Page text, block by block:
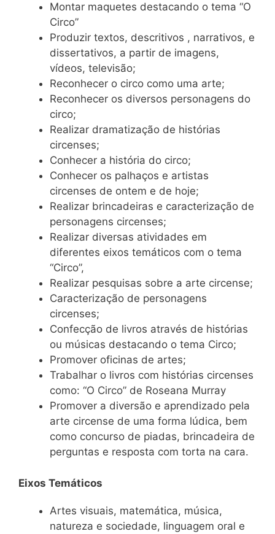
Montar maquetes destacando o tema “O
Circo”
Produzir textos, descritivos , narrativos, e
dissertativos, a partir de imagens,
vídeos, televisão;
Reconhecer o circo como uma arte;
Reconhecer os diversos personagens do
circo;
Realizar dramatização de histórias
circenses;
Conhecer a história do circo;
Conhecer os palhaços e artistas
circenses de ontem e de hoje;
Realizar brincadeiras e caracterização de
personagens circenses;
Realizar diversas atividades em
diferentes eixos temáticos com o tema
“Circo”,
Realizar pesquisas sobre a arte circense;
Caracterização de personagens
circenses;
Confecção de livros através de histórias
ou músicas destacando o tema Circo;
Promover oficinas de artes;
Trabalhar o livros com histórias circenses
como: “O Circo” de Roseana Murray
Promover a diversão e aprendizado pela
arte circense de uma forma lúdica, bem
como concurso de piadas, brincadeira de
perguntas e resposta com torta na cara.
Eixos Temáticos
Artes visuais, matemática, música,
natureza e sociedade, linguagem oral e